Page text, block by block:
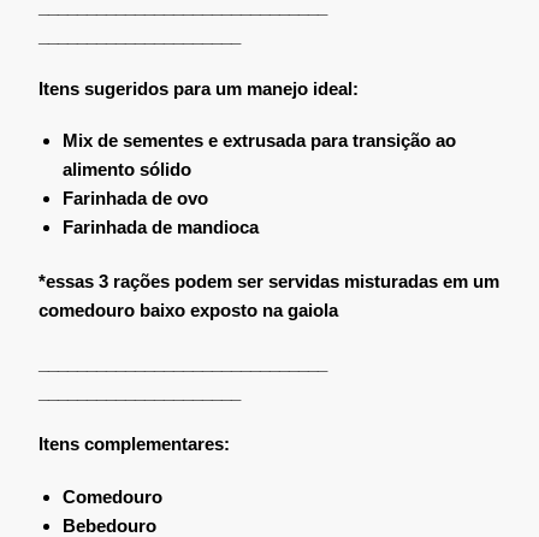
Itens sugeridos para um manejo ideal:
Mix de sementes e extrusada para transição ao
alimento sólido
Farinhada de ovo
Farinhada de mandioca
*essas 3 rações podem ser servidas misturadas em um
comedouro baixo exposto na gaiola
Itens complementares:
Comedouro
Bebedouro